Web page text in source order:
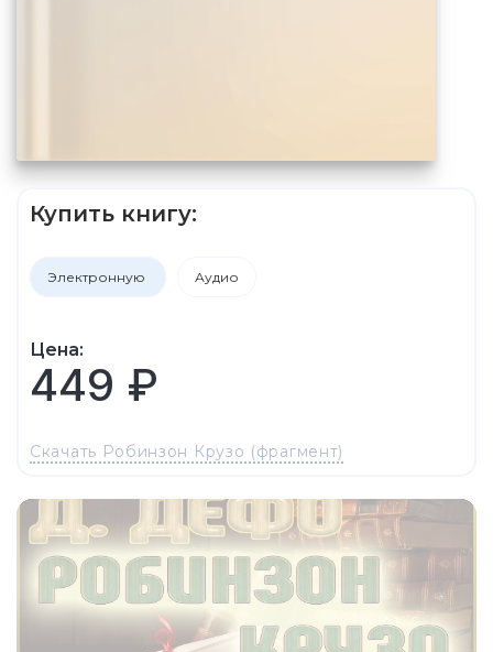
Купить книгу:
Электронную Аудио
Цена:
449 ₽
Скачать Робинзон Крузо (фрагмент)